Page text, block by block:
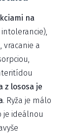
na
vracanie a
z lososa je
. Ryža je málo
je ideálnou